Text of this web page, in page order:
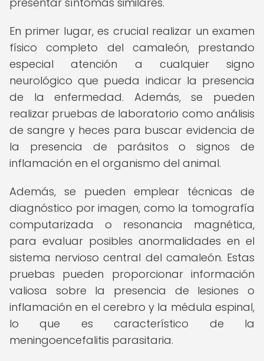
En primer lugar, es crucial realizar un examen
físico completo del camaleón, prestando
especial atención a cualquier signo
neurológico que pueda indicar la presencia
de la enfermedad. Además, se pueden
realizar pruebas de laboratorio como análisis
de sangre y heces para buscar evidencia de
la presencia de parásitos o signos de
inflamación en el organismo del animal.
Además, se pueden emplear técnicas de
diagnóstico por imagen, como la tomografía
computarizada o resonancia magnética,
para evaluar posibles anormalidades en el
sistema nervioso central del camaleón. Estas
pruebas pueden proporcionar información
valiosa sobre la presencia de lesiones o
inflamación en el cerebro y la médula espinal,
lo que es característico de la
meningoencefalitis parasitaria.